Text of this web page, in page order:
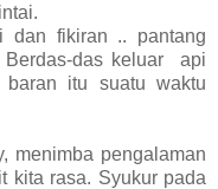
dan fikiran .. pantang
Berdas-das keluar api
itu suatu waktu
menimba pengalaman
kita rasa. Syukur pada